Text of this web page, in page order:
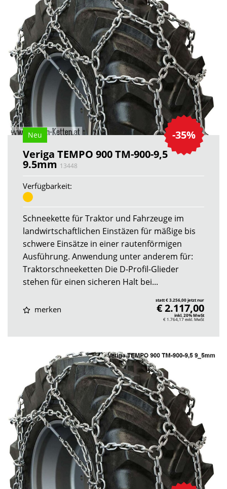
-35%
Neu
Veriga TEMPO 900 TM-900-9,5
9.5mm 13448
Verfügbarkeit:
Schneekette für Traktor und Fahrzeuge im
landwirtschaftlichen Einstäzen für mäßige bis
schwere Einsätze in einer rautenförmigen
Ausführung. Anwendung unter anderem für:
Traktorschneeketten Die D-Profil-Glieder
stehen für einen sicheren Halt bei...
merken
statt € 3.256,00 jetzt nur
€ 2.117,00
inkl. 20% MwSt
€ 1.764,17exkl. MwSt